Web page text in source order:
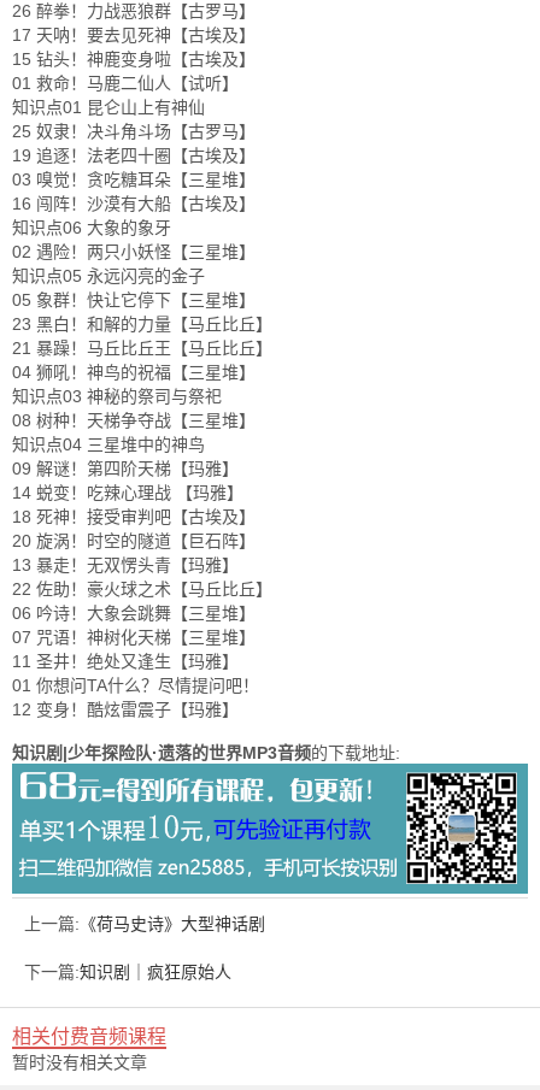
26 醉拳！力战恶狼群【古罗马】
17 天呐！要去见死神【古埃及】
15 钻头！神鹿变身啦【古埃及】
01 救命！马鹿二仙人【试听】
知识点01 昆仑山上有神仙
25 奴隶！决斗角斗场【古罗马】
19 追逐！法老四十圈【古埃及】
03 嗅觉！贪吃糖耳朵【三星堆】
16 闯阵！沙漠有大船【古埃及】
知识点06 大象的象牙
02 遇险！两只小妖怪【三星堆】
知识点05 永远闪亮的金子
05 象群！快让它停下【三星堆】
23 黑白！和解的力量【马丘比丘】
21 暴躁！马丘比丘王【马丘比丘】
04 狮吼！神鸟的祝福【三星堆】
知识点03 神秘的祭司与祭祀
08 树种！天梯争夺战【三星堆】
知识点04 三星堆中的神鸟
09 解谜！第四阶天梯【玛雅】
14 蜕变！吃辣心理战 【玛雅】
18 死神！接受审判吧【古埃及】
20 旋涡！时空的隧道【巨石阵】
13 暴走！无双愣头青【玛雅】
22 佐助！豪火球之术【马丘比丘】
06 吟诗！大象会跳舞【三星堆】
07 咒语！神树化天梯【三星堆】
11 圣井！绝处又逢生【玛雅】
01 你想问TA什么？尽情提问吧！
12 变身！酷炫雷震子【玛雅】
知识剧|少年探险队·遗落的世界MP3音频的下载地址:
上一篇: 《荷马史诗》大型神话剧
下一篇:知识剧｜疯狂原始人
相关付费音频课程
暂时没有相关文章